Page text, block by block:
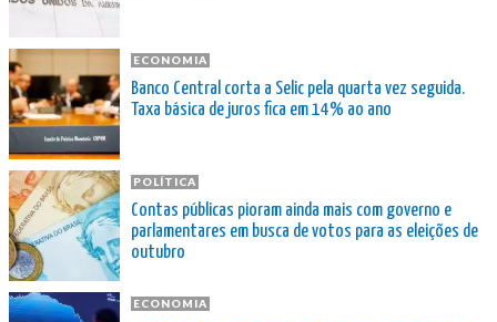
ECONOMIA
Banco Central corta a Selic pela quarta vez seguida.
Taxa básica de juros fica em 14% ao ano
POLÍTICA
Contas públicas pioram ainda mais com governo e
parlamentares em busca de votos para as eleições de
outubro
ECONOMIA